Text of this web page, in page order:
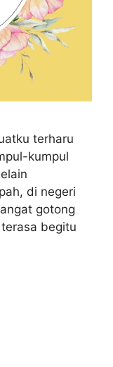
terharu
kumpul
di negeri
gotong
begitu